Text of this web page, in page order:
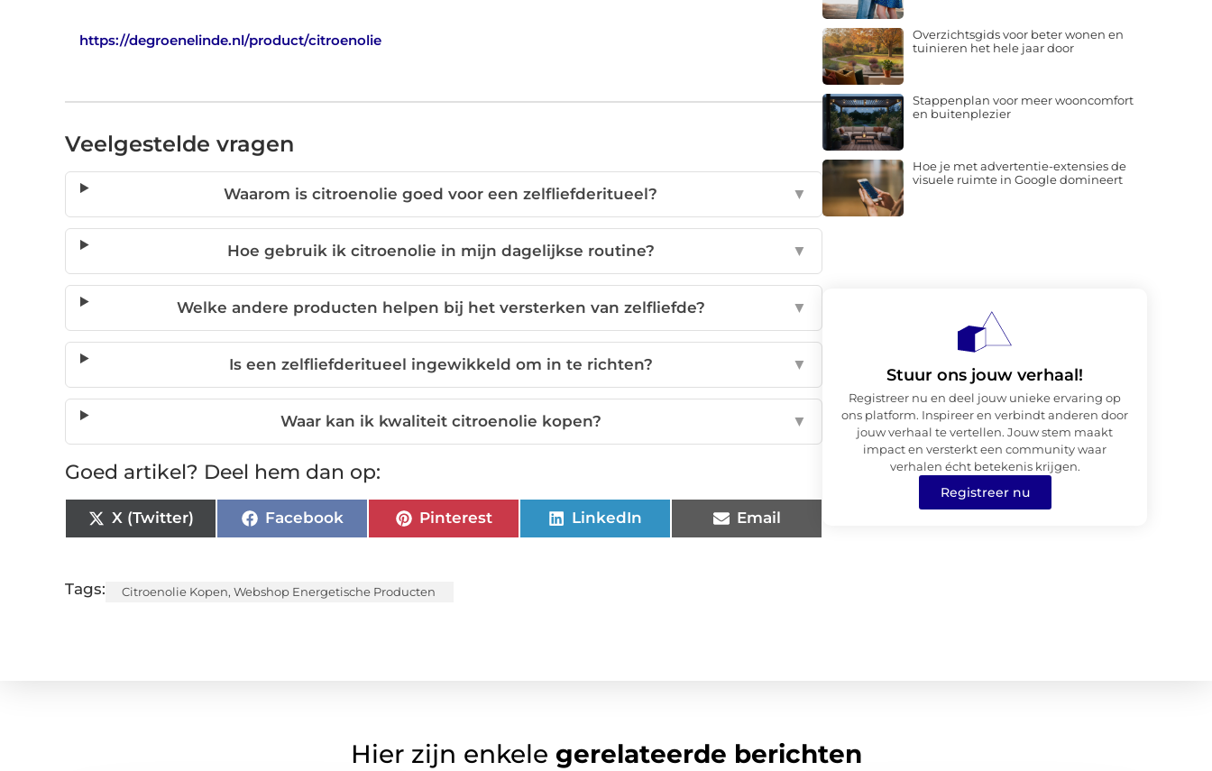
https://degroenelinde.nl/product/citroenolie
Veelgestelde vragen
Waarom is citroenolie goed voor een zelfliefderitueel? ▼
Hoe gebruik ik citroenolie in mijn dagelijkse routine? ▼
Welke andere producten helpen bij het versterken van zelfliefde? ▼
Is een zelfliefderitueel ingewikkeld om in te richten? ▼
Waar kan ik kwaliteit citroenolie kopen? ▼
Goed artikel? Deel hem dan op:
X (Twitter) Facebook Pinterest LinkedIn Email
Tags: Citroenolie Kopen, Webshop Energetische Producten
Overzichtsgids voor beter wonen en
tuinieren het hele jaar door
Stappenplan voor meer wooncomfort
en buitenplezier
Hoe je met advertentie-extensies de
visuele ruimte in Google domineert
Stuur ons jouw verhaal!
Registreer nu en deel jouw unieke ervaring op
ons platform. Inspireer en verbindt anderen door
jouw verhaal te vertellen. Jouw stem maakt
impact en versterkt een community waar
verhalen écht betekenis krijgen.
Registreer nu
Hier zijn enkele gerelateerde berichten